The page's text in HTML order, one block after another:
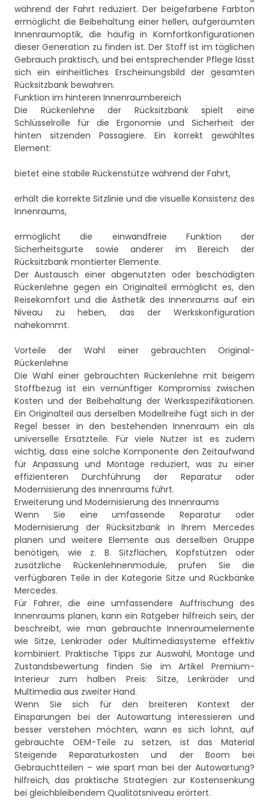
während der Fahrt reduziert. Der beigefarbene Farbton
ermöglicht die Beibehaltung einer hellen, aufgeräumten
Innenraumoptik, die häufig in Komfortkonfigurationen
dieser Generation zu finden ist. Der Stoff ist im täglichen
Gebrauch praktisch, und bei entsprechender Pflege lässt
sich ein einheitliches Erscheinungsbild der gesamten
Rücksitzbank bewahren.
Funktion im hinteren Innenraumbereich
Die Rückenlehne der Rücksitzbank spielt eine
Schlüsselrolle für die Ergonomie und Sicherheit der
hinten sitzenden Passagiere. Ein korrekt gewähltes
Element:
bietet eine stabile Rückenstütze während der Fahrt,
erhält die korrekte Sitzlinie und die visuelle Konsistenz des
Innenraums,
ermöglicht die einwandfreie Funktion der
Sicherheitsgurte sowie anderer im Bereich der
Rücksitzbank montierter Elemente.
Der Austausch einer abgenutzten oder beschädigten
Rückenlehne gegen ein Originalteil ermöglicht es, den
Reisekomfort und die Ästhetik des Innenraums auf ein
Niveau zu heben, das der Werkskonfiguration
nahekommt.
Vorteile der Wahl einer gebrauchten Original-
Rückenlehne
Die Wahl einer gebrauchten Rückenlehne mit beigem
Stoffbezug ist ein vernünftiger Kompromiss zwischen
Kosten und der Beibehaltung der Werksspezifikationen.
Ein Originalteil aus derselben Modellreihe fügt sich in der
Regel besser in den bestehenden Innenraum ein als
universelle Ersatzteile. Für viele Nutzer ist es zudem
wichtig, dass eine solche Komponente den Zeitaufwand
für Anpassung und Montage reduziert, was zu einer
effizienteren Durchführung der Reparatur oder
Modernisierung des Innenraums führt.
Erweiterung und Modernisierung des Innenraums
Wenn Sie eine umfassende Reparatur oder
Modernisierung der Rücksitzbank in Ihrem Mercedes
planen und weitere Elemente aus derselben Gruppe
benötigen, wie z. B. Sitzflächen, Kopfstützen oder
zusätzliche Rückenlehnenmodule, prüfen Sie die
verfügbaren Teile in der Kategorie Sitze und Rückbänke
Mercedes.
Für Fahrer, die eine umfassendere Auffrischung des
Innenraums planen, kann ein Ratgeber hilfreich sein, der
beschreibt, wie man gebrauchte Innenraumelemente
wie Sitze, Lenkräder oder Multimediasysteme effektiv
kombiniert. Praktische Tipps zur Auswahl, Montage und
Zustandsbewertung finden Sie im Artikel Premium-
Interieur zum halben Preis: Sitze, Lenkräder und
Multimedia aus zweiter Hand.
Wenn Sie sich für den breiteren Kontext der
Einsparungen bei der Autowartung interessieren und
besser verstehen möchten, wann es sich lohnt, auf
gebrauchte OEM-Teile zu setzen, ist das Material
Steigende Reparaturkosten und der Boom bei
Gebrauchtteilen – wie spart man bei der Autowartung?
hilfreich, das praktische Strategien zur Kostensenkung
bei gleichbleibendem Qualitätsniveau erörtert.